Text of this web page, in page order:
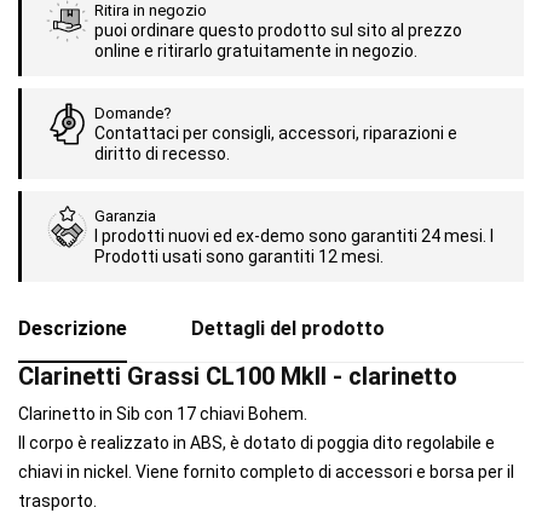
Ritira in negozio
puoi ordinare questo prodotto sul sito al prezzo
online e ritirarlo gratuitamente in negozio.
Domande?
Contattaci per consigli, accessori, riparazioni e
diritto di recesso.
Garanzia
I prodotti nuovi ed ex-demo sono garantiti 24 mesi. I
Prodotti usati sono garantiti 12 mesi.
Descrizione Dettagli del prodotto
Clarinetti Grassi CL100 MkII - clarinetto
Clarinetto in Sib con 17 chiavi Bohem.
Il corpo è realizzato in ABS, è dotato di poggia dito regolabile e
chiavi in nickel. Viene fornito completo di accessori e borsa per il
trasporto.